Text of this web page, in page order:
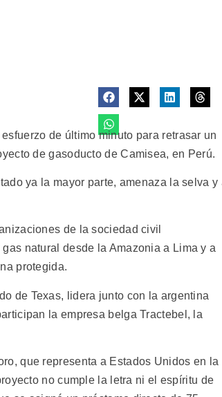
de último minuto para retrasar un
de gasoducto de Camisea, en Perú.
ya la mayor parte, amenaza la selva y
de la sociedad civil
natural desde la Amazonia a Lima y a
protegida.
de Texas, lidera junto con la argentina
la empresa belga Tractebel, la
que representa a Estados Unidos en la
no cumple la letra ni el espíritu de